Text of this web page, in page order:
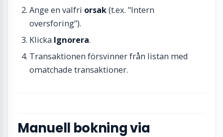
Ange en valfri orsak(t.ex. "Intern
oversforing").
Klicka Ignorera.
Transaktionen försvinner från listan med
omatchade transaktioner.
Manuell bokning via